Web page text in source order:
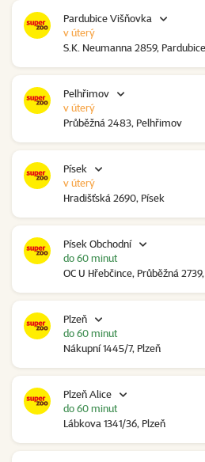
Pardubice Višňovka
S.K. Neumanna 2859, Pardubice
v úterý
Pelhřimov
Průběžná 2483, Pelhřimov
v úterý
Písek
Hradišťská 2690, Písek
v úterý
Písek Obchodní
OC U Hřebčince, Průběžná
do 60 minut
Plzeň
Nákupní 1445/7, Plzeň
do 60 minut
Plzeň Alice
Lábkova 1341/36, Plzeň
do 60 minut